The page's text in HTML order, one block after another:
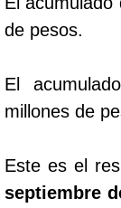
Extra
Astro
de pesos.
El
millones de
Este es el
septiembre